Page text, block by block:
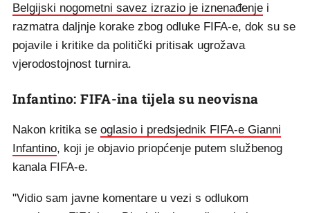
Belgijski nogometni savez izrazio je iznenađenje i
razmatra daljnje korake zbog odluke FIFA-e, dok su se
pojavile i kritike da politički pritisak ugrožava
vjerodostojnost turnira.
Infantino: FIFA-ina tijela su neovisna
Nakon kritika se oglasio i predsjednik FIFA-e Gianni
Infantino, koji je objavio priopćenje putem službenog
kanala FIFA-e.
"Vidio sam javne komentare u vezi s odlukom